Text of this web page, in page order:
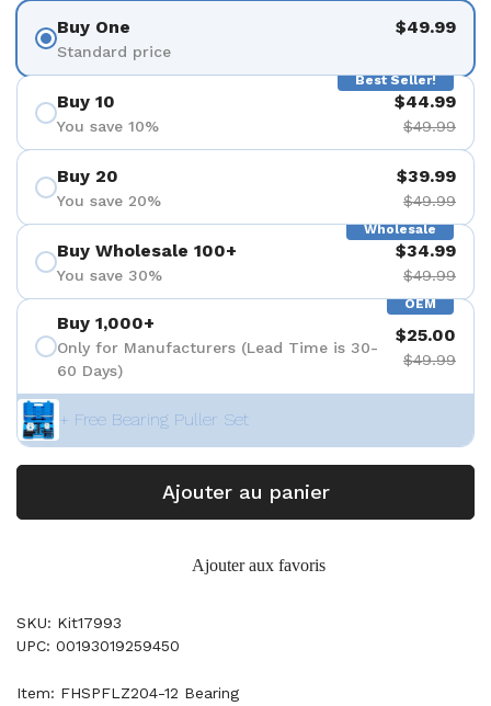
Buy One
Standard price
$49.99
Best Seller!
Buy 10
You save 10%
$44.99
$49.99
Buy 20
You save 20%
$39.99
$49.99
Wholesale
Buy Wholesale 100+
You save 30%
$34.99
$49.99
OEM
Buy 1,000+
Only for Manufacturers (Lead Time is 30-
60 Days)
$25.00
$49.99
+ Free Bearing Puller Set
Ajouter au panier
Ajouter aux favoris
SKU: Kit17993
UPC: 00193019259450
Item: FHSPFLZ204-12 Bearing